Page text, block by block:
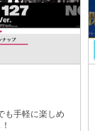
も手軽に楽しめ